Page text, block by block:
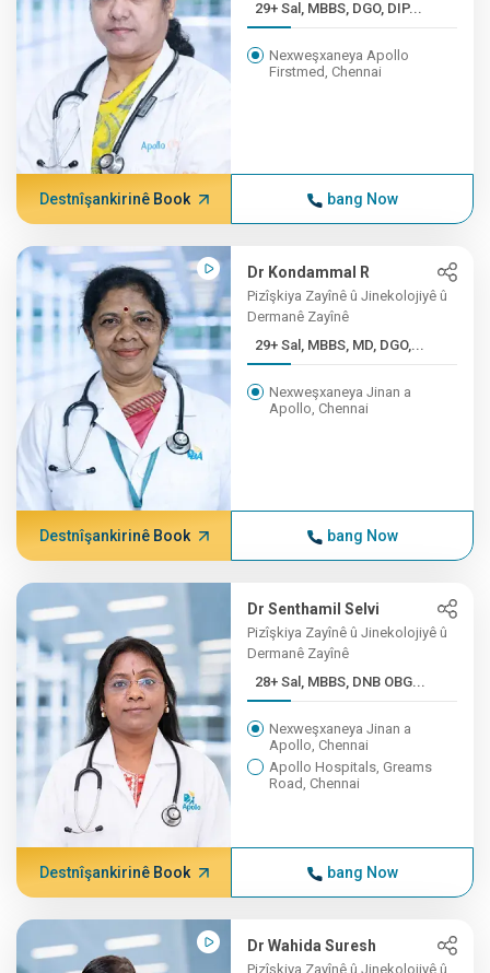
29+ Sal, MBBS, DGO, DIP...
Nexweşxaneya Apollo
Firstmed, Chennai
Destnîşankirinê Book bang Now
Dr Kondammal R
Pizîşkiya Zayînê û Jinekolojiyê û
Dermanê Zayînê
29+ Sal, MBBS, MD, DGO,...
Nexweşxaneya Jinan a
Apollo, Chennai
Destnîşankirinê Book bang Now
Dr Senthamil Selvi
Pizîşkiya Zayînê û Jinekolojiyê û
Dermanê Zayînê
28+ Sal, MBBS, DNB OBG...
Nexweşxaneya Jinan a
Apollo, Chennai
Apollo Hospitals, Greams
Road, Chennai
Destnîşankirinê Book bang Now
Dr Wahida Suresh
Pizîşkiya Zayînê û Jinekolojiyê û